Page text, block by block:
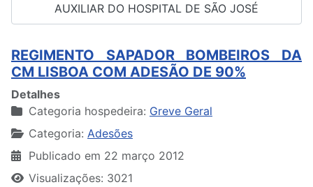
AUXILIAR DO HOSPITAL DE SÃO JOSÉ
REGIMENTO SAPADOR BOMBEIROS DA
CM LISBOA COM ADESÃO DE 90%
Detalhes
Categoria hospedeira: Greve Geral
Categoria: Adesões
Publicado em 22 março 2012
Visualizações: 3021